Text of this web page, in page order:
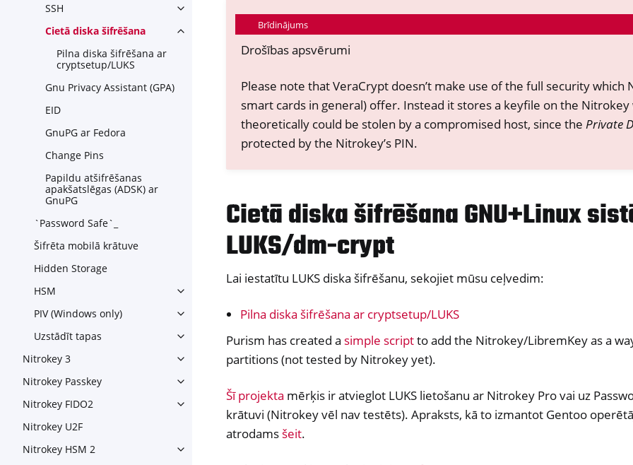
SSH
Toggle navigation of SSH
Cietā diska šifrēšana
Toggle navigation of Cietā diska šifrēšana
Pilna diska šifrēšana ar
cryptsetup/LUKS
Gnu Privacy Assistant (GPA)
EID
GnuPG ar Fedora
Change Pins
Papildu atšifrēšanas
apakšatslēgas (ADSK) ar
GnuPG
`Password Safe`_
Šifrēta mobilā krātuve
Hidden Storage
HSM
Toggle navigation of HSM
PIV (Windows only)
Toggle navigation of PIV (Windows only)
Uzstādīt tapas
Toggle navigation of Uzstādīt tapas
Nitrokey 3
Toggle navigation of Nitrokey 3
Nitrokey Passkey
Toggle navigation of Nitrokey Passkey
Nitrokey FIDO2
Toggle navigation of Nitrokey FIDO2
Nitrokey U2F
Nitrokey HSM 2
Toggle navigation of Nitrokey HSM 2
Brīdinājums
Drošības apsvērumi
Please note that VeraCrypt doesn’t make use of the full security which
smart cards in general) offer. Instead it stores a keyfile on the Nitrokey
theoretically could be stolen by a compromised host, since the Private
protected by the Nitrokey’s PIN.
Cietā diska šifrēšana GNU+Linux
LUKS/dm-crypt
Lai iestatītu LUKS diska šifrēšanu, sekojiet mūsu ceļvedim:
Pilna diska šifrēšana ar cryptsetup/LUKS
Purism has created a simple scriptto add the Nitrokey/LibremKey as a
partitions (not tested by Nitrokey yet).
Šī projekta mērķis ir atvieglot LUKS lietošanu ar Nitrokey Pro vai uz
krātuvi (Nitrokey vēl nav testēts). Apraksts, kā to izmantot Gentoo
atrodams šeit.